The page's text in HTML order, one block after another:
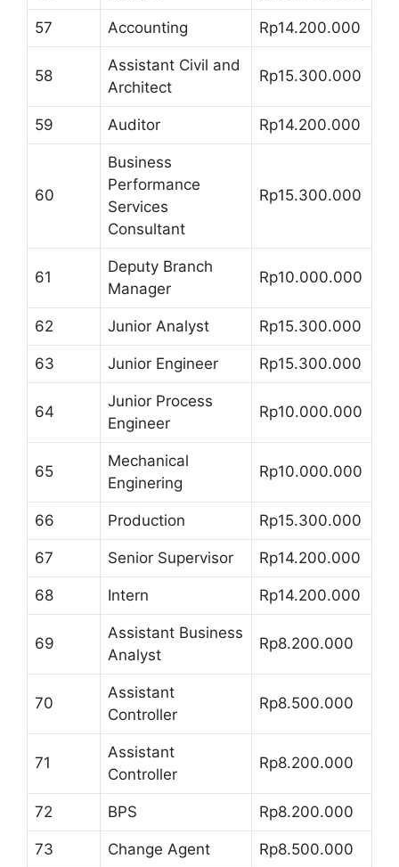
57 Accounting Rp14.200.000
58
Assistant Civil and
Architect
Rp15.300.000
59 Auditor Rp14.200.000
60
Business
Performance
Services
Consultant
Rp15.300.000
61
Deputy Branch
Manager
Rp10.000.000
62 Junior Analyst Rp15.300.000
63 Junior Engineer Rp15.300.000
64
Junior Process
Engineer
Rp10.000.000
65
Mechanical
Enginering
Rp10.000.000
66 Production Rp15.300.000
67 Senior Supervisor Rp14.200.000
68 Intern Rp14.200.000
69
Assistant Business
Analyst
Rp8.200.000
70
Assistant
Controller
Rp8.500.000
71
Assistant
Controller
Rp8.200.000
72 BPS Rp8.200.000
73 Change Agent Rp8.500.000